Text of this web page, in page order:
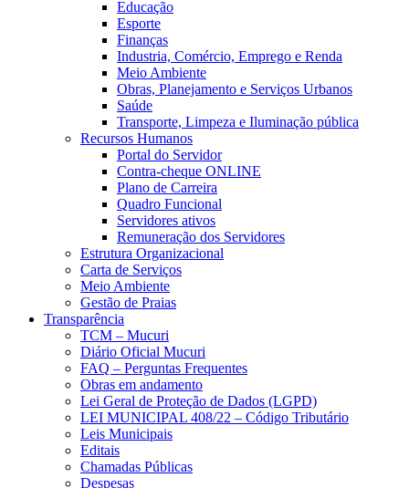
Educação
Esporte
Finanças
Industria, Comércio, Emprego e Renda
Meio Ambiente
Obras, Planejamento e Serviços Urbanos
Saúde
Transporte, Limpeza e Iluminação pública
Recursos Humanos
Portal do Servidor
Contra-cheque ONLINE
Plano de Carreira
Quadro Funcional
Servidores ativos
Remuneração dos Servidores
Estrutura Organizacional
Carta de Serviços
Meio Ambiente
Gestão de Praias
Transparência
TCM – Mucuri
Diário Oficial Mucuri
FAQ – Perguntas Frequentes
Obras em andamento
Lei Geral de Proteção de Dados (LGPD)
LEI MUNICIPAL 408/22 – Código Tributário
Leis Municipais
Editais
Chamadas Públicas
Despesas